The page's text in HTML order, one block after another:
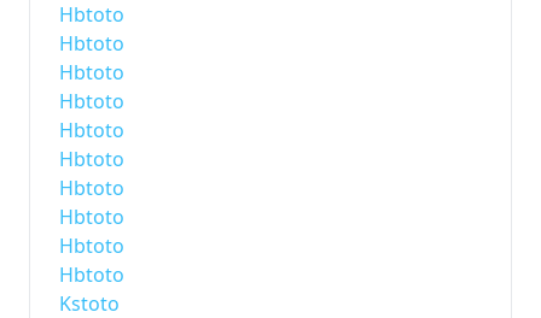
Hbtoto
Hbtoto
Hbtoto
Hbtoto
Hbtoto
Hbtoto
Hbtoto
Hbtoto
Hbtoto
Hbtoto
Kstoto